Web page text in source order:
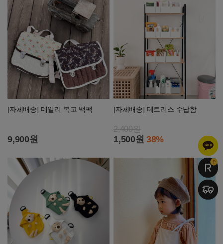
[자체배송] 데일리 복고 백팩
9,900원
[자체배송] 테트리스 수납함
2,400원
1,500원 38%